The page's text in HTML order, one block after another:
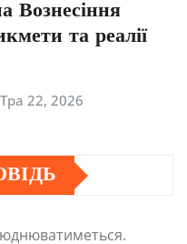
Вознесіння
та реалії
Тра 22, 2026